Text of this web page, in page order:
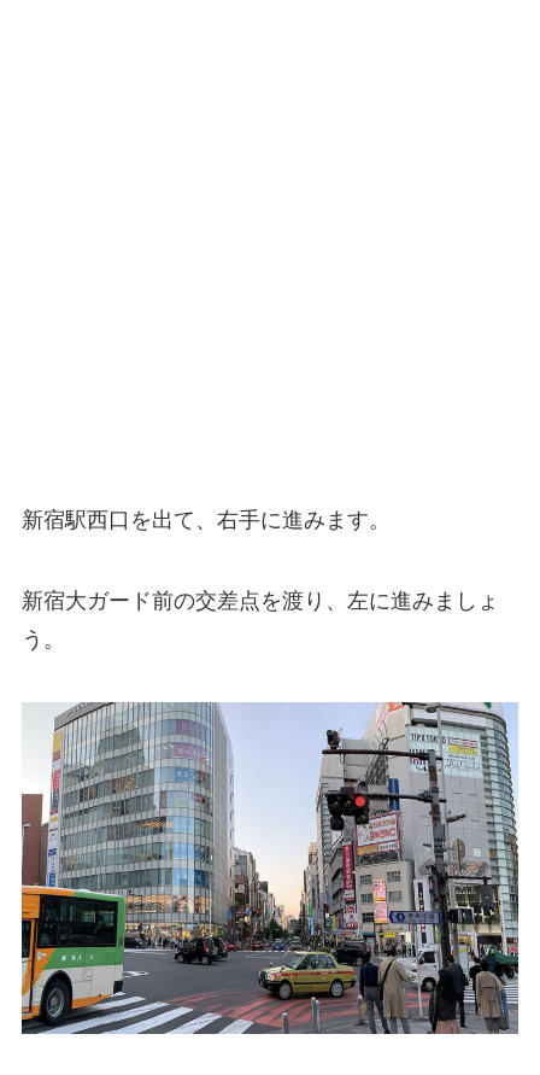
新宿駅西口を出て、右手に進みます。
新宿大ガード前の交差点を渡り、左に進みましょ
う。